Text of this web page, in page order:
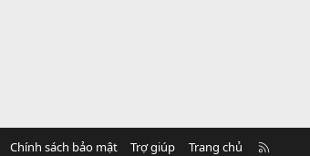
Chính sách bảo mật Trợ giúp Trang chủ